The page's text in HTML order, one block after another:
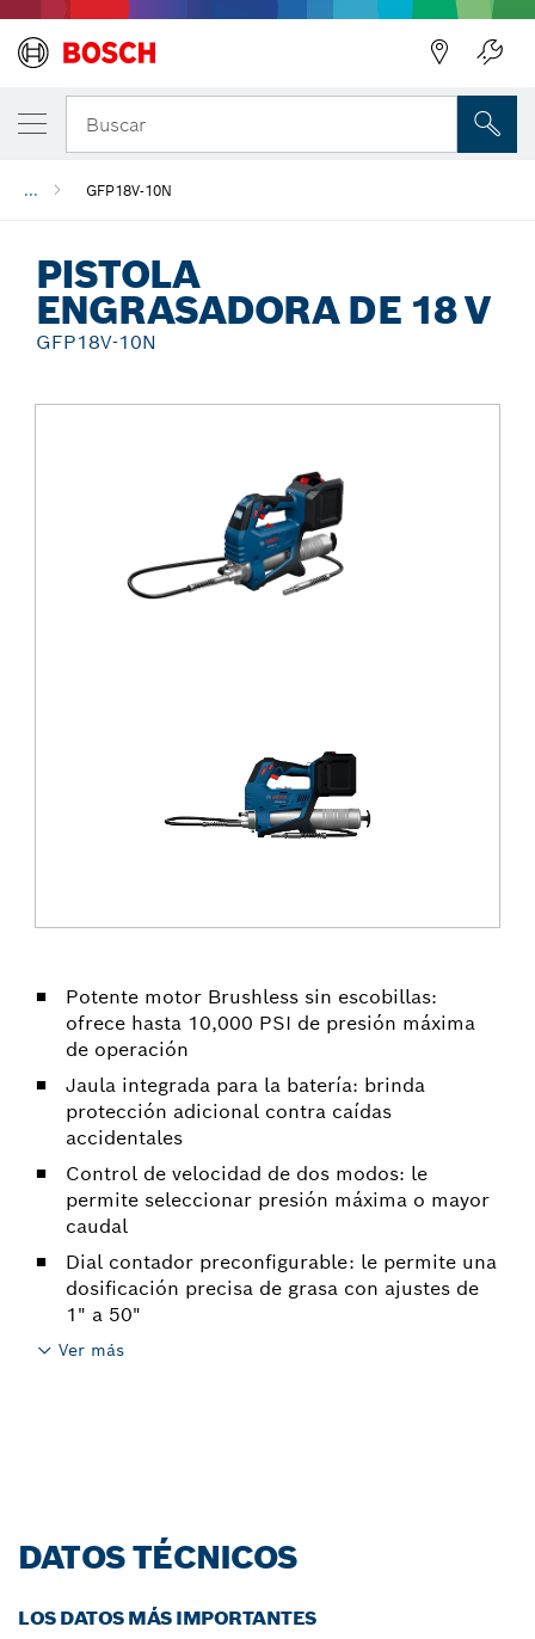
Buscar
... GFP18V-10N
PISTOLA
ENGRASADORA DE 18 V
GFP18V-10N
Potente motor Brushless sin escobillas:
ofrece hasta 10,000 PSI de presión máxima
de operación
Jaula integrada para la batería: brinda
protección adicional contra caídas
accidentales
Control de velocidad de dos modos: le
permite seleccionar presión máxima o mayor
caudal
Dial contador preconfigurable: le permite una
dosificación precisa de grasa con ajustes de
1" a 50"
Ver más
DATOS TÉCNICOS
LOS DATOS MÁS IMPORTANTES